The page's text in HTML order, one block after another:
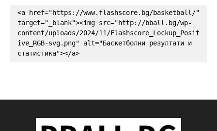
<a href="https://www.flashscore.bg/basketball/"
target="_blank"><img src="http://bball.bg/wp-
content/uploads/2024/11/Flashscore_Lockup_Posit
ive_RGB-svg.png" alt="Баскетболни резултати и
статистика"></a>